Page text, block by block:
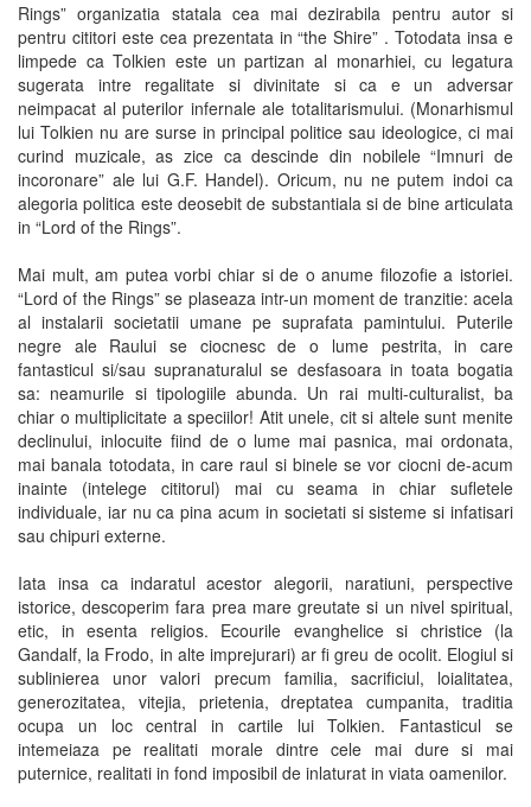
Rings” organizatia statala cea mai dezirabila pentru autor si
pentru cititori este cea prezentata in “the Shire” . Totodata insa e
limpede ca Tolkien este un partizan al monarhiei, cu legatura
sugerata intre regalitate si divinitate si ca e un adversar
neimpacat al puterilor infernale ale totalitarismului. (Monarhismul
lui Tolkien nu are surse in principal politice sau ideologice, ci mai
curind muzicale, as zice ca descinde din nobilele “Imnuri de
incoronare” ale lui G.F. Handel). Oricum, nu ne putem indoi ca
alegoria politica este deosebit de substantiala si de bine articulata
in “Lord of the Rings”.
Mai mult, am putea vorbi chiar si de o anume filozofie a istoriei.
“Lord of the Rings” se plaseaza intr-un moment de tranzitie: acela
al instalarii societatii umane pe suprafata pamintului. Puterile
negre ale Raului se ciocnesc de o lume pestrita, in care
fantasticul si/sau supranaturalul se desfasoara in toata bogatia
sa: neamurile si tipologiile abunda. Un rai multi-culturalist, ba
chiar o multiplicitate a speciilor! Atit unele, cit si altele sunt menite
declinului, inlocuite fiind de o lume mai pasnica, mai ordonata,
mai banala totodata, in care raul si binele se vor ciocni de-acum
inainte (intelege cititorul) mai cu seama in chiar sufletele
individuale, iar nu ca pina acum in societati si sisteme si infatisari
sau chipuri externe.
Iata insa ca indaratul acestor alegorii, naratiuni, perspective
istorice, descoperim fara prea mare greutate si un nivel spiritual,
etic, in esenta religios. Ecourile evanghelice si christice (la
Gandalf, la Frodo, in alte imprejurari) ar fi greu de ocolit. Elogiul si
sublinierea unor valori precum familia, sacrificiul, loialitatea,
generozitatea, vitejia, prietenia, dreptatea cumpanita, traditia
ocupa un loc central in cartile lui Tolkien. Fantasticul se
intemeiaza pe realitati morale dintre cele mai dure si mai
puternice, realitati in fond imposibil de inlaturat in viata oamenilor.